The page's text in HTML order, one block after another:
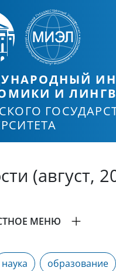
И
(август,
МЕНЮ
наука образование